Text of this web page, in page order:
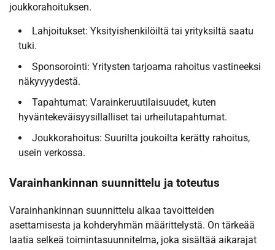
joukkorahoituksen.
Lahjoitukset: Yksityishenkilöiltä tai yrityksiltä saatu
tuki.
Sponsorointi: Yritysten tarjoama rahoitus vastineeksi
näkyvyydestä.
Tapahtumat: Varainkeruutilaisuudet, kuten
hyväntekeväisyysillalliset tai urheilutapahtumat.
Joukkorahoitus: Suurilta joukoilta kerätty rahoitus,
usein verkossa.
Varainhankinnan suunnittelu ja toteutus
Varainhankinnan suunnittelu alkaa tavoitteiden
asettamisesta ja kohderyhmän määrittelystä. On tärkeää
laatia selkeä toimintasuunnitelma, joka sisältää aikarajat